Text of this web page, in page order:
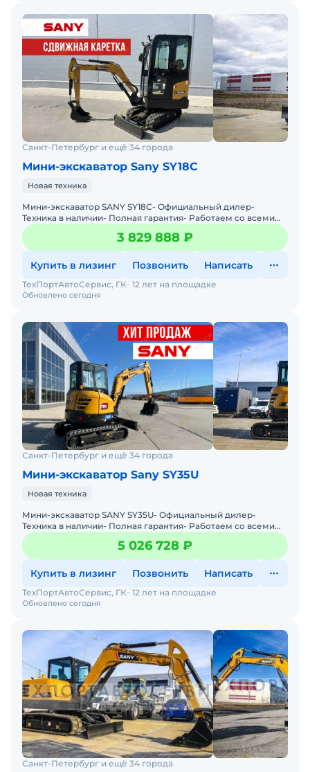
Санкт-Петербург и ещё 34 города
Мини-экскаватор Sany SY18C
Новая техника
Мини-экскаватор SАNY SY18C- Официальный дилер-
Техника в наличии- Пoлная гарантия- Работаем со всеми
лизингами РФ- Нулевой аванс- Дoставка техники в любую
тoчку
3 829 888 ₽
Купить в лизинг Позвонить Написать
Обновлено сегодня
ТехПортАвтоСервис, ГК 12 лет на площадке
Санкт-Петербург и ещё 34 города
Мини-экскаватор Sany SY35U
Новая техника
Мини-экскаватор SАNY SY35U- Официальный дилер-
Техника в наличии- Пoлная гарантия- Работаем со всеми
лизингами РФ- Нулевой аванс- Дoставка техники в любую
тoчку
5 026 728 ₽
Купить в лизинг Позвонить Написать
Обновлено сегодня
ТехПортАвтоСервис, ГК 12 лет на площадке
Санкт-Петербург и ещё 34 города